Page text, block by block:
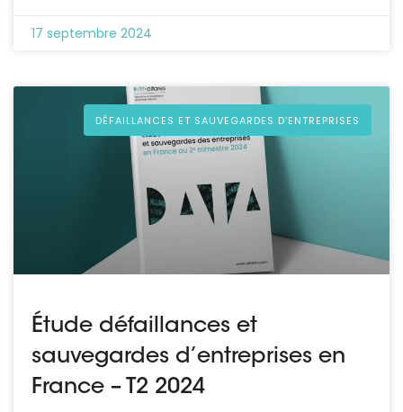
17 septembre 2024
DÉFAILLANCES ET SAUVEGARDES D’ENTREPRISES
Étude défaillances et
sauvegardes d’entreprises en
France – T2 2024